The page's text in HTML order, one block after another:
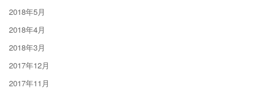
2018年5月
2018年4月
2018年3月
2017年12月
2017年11月